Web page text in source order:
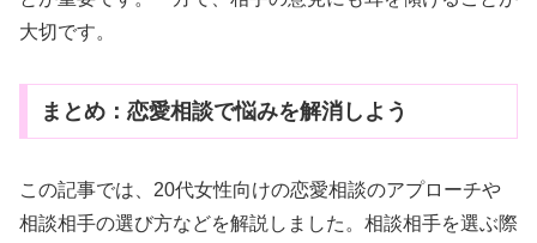
大切です。
まとめ：恋愛相談で悩みを解消しよう
この記事では、20代女性向けの恋愛相談のアプローチや
相談相手の選び方などを解説しました。相談相手を選ぶ際